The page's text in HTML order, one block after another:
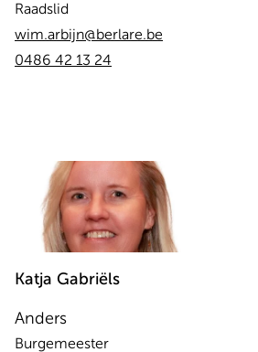
Raadslid
wim.arbijn@berlare.be
0486 42 13 24
Katja Gabriëls
Anders
Burgemeester